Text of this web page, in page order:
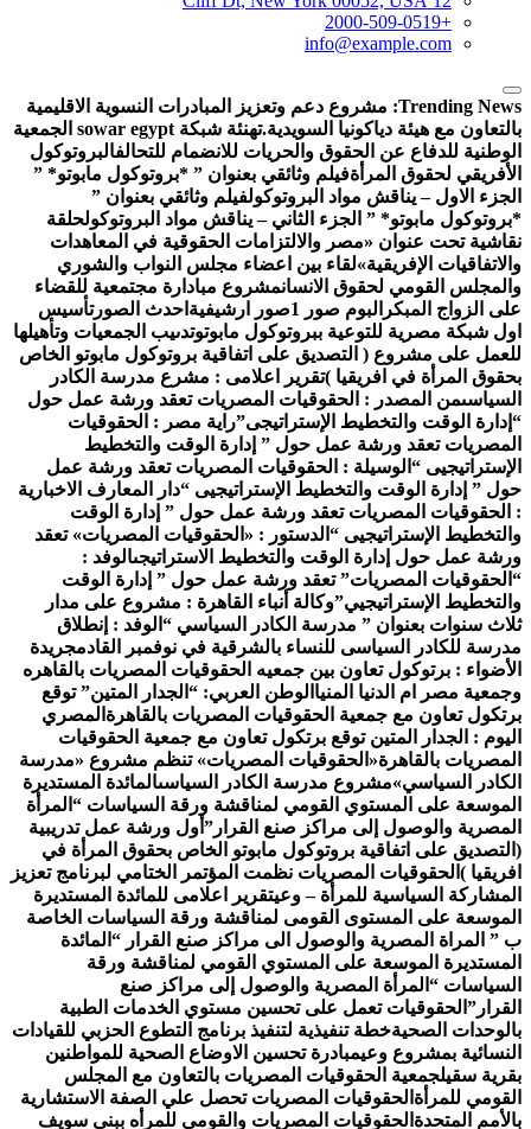
info@example.com
Trending مشروع دعم وتعزيز المبادرات النسوية الاقليمية
مع هيئة دياكونيا السويدية.
تهنئة شبكة sowar egypt الجمعية
للدفاع عن الحقوق والحريات للانضمام للتحالفالبروتوكول
لحقوق المرأة فيلم وثائقي بعنوان ” *بروتوكول مابوتو* ”
الاول – يناقش مواد البروتوكولفيلم وثائقي بعنوان ”
مابوتو* ” الجزء الثاني – يناقش مواد البروتوكولحلقة
تحت عنوان «مصر والالتزامات الحقوقية في المعاهدات
الإفريقية»لقاء بين اعضاء مجلس النواب والشوري
القومي لحقوق الانسانمشروع مبادارة مجتمعية للقضاء
الزواج المبكرالبوم صور 1 صور ارشيفيةاحدث الصورتأسيس
شبكة مصرية للتوعية ببروتوكول مابوتوتدىيب الجمعيات وتأهيلها
على مشروع ( التصديق على اتفاقية بروتوكول مابوتو الخاص
المرأة في افريقيا ) تقرير اعلامى : مشرع مدرسة الكادر
من المصدر : الحقوقيات المصريات تعقد ورشة عمل حول
الوقت والتخطيط الإستراتيجى”راية مصر : الحقوقيات
تعقد ورشة عمل حول ” إدارة الوقت والتخطيط
“ الوسيلة : الحقوقيات المصريات تعقد ورشة عمل
” إدارة الوقت والتخطيط الإستراتيجيى “ دار المعارف الاخبارية
الحقوقيات المصريات تعقد ورشة عمل حول ” إدارة الوقت
الإستراتيجيى “ الدستور : «الحقوقيات المصريات» تعقد
عمل حول إدارة الوقت والتخطيط الاستراتيجىالوفد :
المصريات” تعقد ورشة عمل حول ” إدارة الوقت
الإستراتيجيي”وكالة أنباء القاهرة : مشروع على مدار
سنوات بعنوان ” مدرسة الكادر السياسي “ الوفد : إنطلاق
للكادر السياسى للنساء بالشرقية في نوفمبر القادمجريدة
: برتوكول تعاون بين جمعيه الحقوقيات المصريات بالقاهره
مصر ام الدنيا المنياالوطن العربي: “الجدار المتين” توقع
تعاون مع جمعية الحقوقيات المصريات بالقاهرة المصري
: الجدار المتين توقع برتكول تعاون مع جمعية الحقوقيات
بالقاهرة «الحقوقيات المصريات» تنظم مشروع «مدرسة
السياسي»مشروع مدرسة الكادر السياسىالمائدة المستديرة
على المستوي القومي لمناقشة ورقة السياسات “المرأة
والوصول إلى مراكز صنع القرار” أول ورشة عمل تدريبية
على اتفاقية بروتوكول مابوتو الخاص بحقوق المرأة في
) الحقوقيات المصريات نظمت المؤتمر الختامي لبرنامج تعزيز
السياسية للمرأة – وعيتقرير اعلامى للمائدة المستديرة
على المستوى القومى لمناقشة ورقة السياسات الخاصة
” المراة المصرية والوصول الى مراكز صنع القرار “ المائدة
الموسعة على المستوي القومي لمناقشة ورقة
“المرأة المصرية والوصول إلى مراكز صنع
الحقوقيات تعمل على تحسين مستوي الخدمات الطبية
الصحيةخطة تنفيذية لتنفيذ برنامج التطوع الحزبي للقيادات
بمشروع وعيمبادرة تحسين الاوضاع الصحية للمواطنين
سقيلجمعية الحقوقيات المصريات بالتعاون مع المجلس
للمرأة الحقوقيات المصريات تحصل علي الصفة الاستشارية
المتحدةالحقوقيات المصريات والقومي للمرأه ببنى سويف